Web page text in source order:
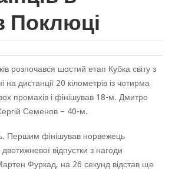
Поклюці
розпочався шостий етап Кубка світу з
дистанції 20 кілометрів із чотирма
промахів і фінішував 18-м. Дмитро
Семенов – 40-м.
Першим фінішував норвежець
відпустки з нагоди
Фуркад, на 26 секунд відстав ще